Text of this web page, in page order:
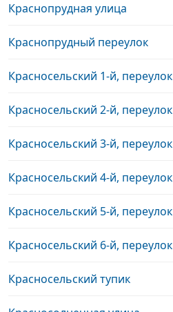
Краснопрудная улица
Краснопрудный переулок
Красносельский 1-й, переулок
Красносельский 2-й, переулок
Красносельский 3-й, переулок
Красносельский 4-й, переулок
Красносельский 5-й, переулок
Красносельский 6-й, переулок
Красносельский тупик